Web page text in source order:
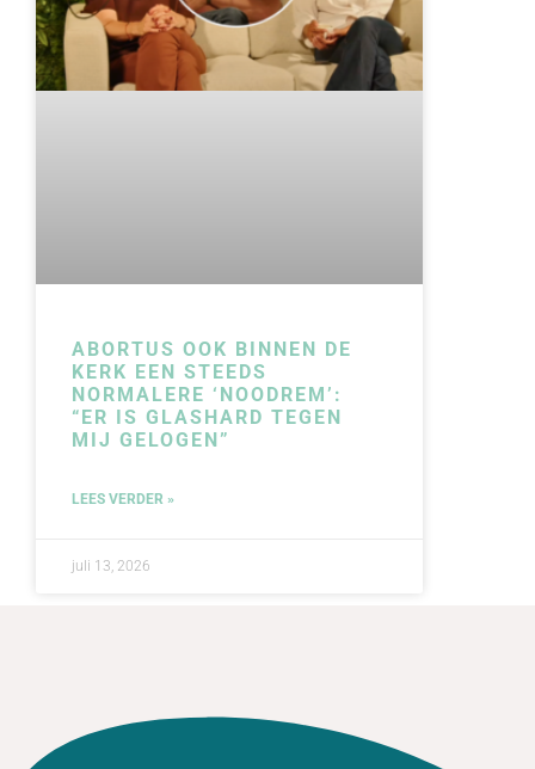
ABORTUS OOK BINNEN DE
KERK EEN STEEDS
NORMALERE ‘NOODREM’:
“ER IS GLASHARD TEGEN
MIJ GELOGEN”
LEES VERDER »
juli 13, 2026